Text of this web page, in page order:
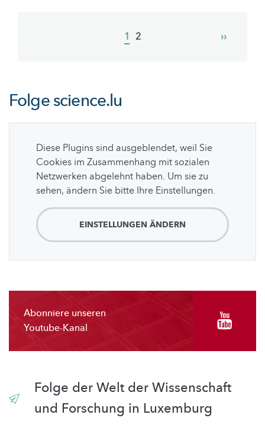
Current
1 Page
2
Next
››
Folgescience.lu
Diese Plugins sind ausgeblendet, weil Sie
Cookies im Zusammenhang mit sozialen
Netzwerken abgelehnt haben. Um sie zu
sehen, ändern Sie bitte Ihre Einstellungen.
EINSTELLUNGEN ÄNDERN
Abonniere unseren
Youtube-Kanal
Folge der Welt der Wissenschaft
und Forschung in Luxemburg